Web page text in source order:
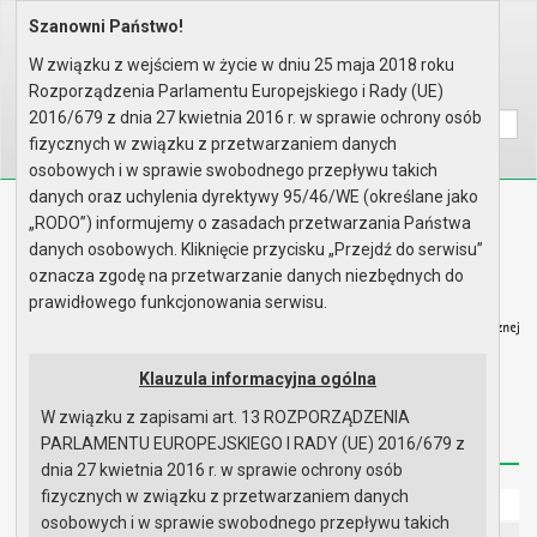
Home Informacje
Wyszukaj na stronie:
A AA
Biuletyn Informacji Publicznej
Urząd Miasta i Gminy w Gryfinie
Redakcja Instrukcja korzystania Dostępność
Strona główna
Szanowni Państwo!
W związku z wejściem w życie w dniu 25 maja 2018 roku
Rozporządzenia Parlamentu Europejskiego i Rady (UE)
2016/679 z dnia 27 kwietnia 2016 r. w sprawie ochrony osób
fizycznych w związku z przetwarzaniem danych
osobowych i w sprawie swobodnego przepływu takich
danych oraz uchylenia dyrektywy 95/46/WE (określane jako
„RODO”) informujemy o zasadach przetwarzania Państwa
danych osobowych. Kliknięcie przycisku „Przejdź do serwisu”
oznacza zgodę na przetwarzanie danych niezbędnych do
prawidłowego funkcjonowania serwisu.
Klauzula informacyjna ogólna
W związku z zapisami art. 13 ROZPORZĄDZENIA
PARLAMENTU EUROPEJSKIEGO I RADY (UE) 2016/679 z
dnia 27 kwietnia 2016 r. w sprawie ochrony osób
fizycznych w związku z przetwarzaniem danych
osobowych i w sprawie swobodnego przepływu takich